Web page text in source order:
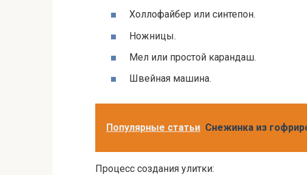
Холлофайбер или синтепон.
Ножницы.
Мел или простой карандаш.
Швейная машина.
Популярные статьи Снежинка из
Процесс создания улитки: